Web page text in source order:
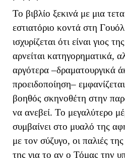
Το βιβλίο ξεκινά με μια
εστιατόριο κοντά στη
ισχυρίζεται ότι είναι γιος
αρνείται κατηγορηματικά,
αργότερα –δραματουργικά
προειδοποίηση–
βοηθός σκηνοθέτη στην
να ανεβεί. Το μεγαλύτερο
συμβαίνει στο μυαλό της
με τον σύζυγο, οι παλιές της
της για το αν ο Τόμας την